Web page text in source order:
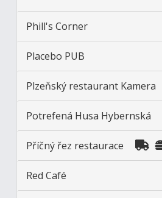
Phill's Corner
Placebo PUB
Plzeňský restaurant Kamera
Potrefená Husa Hybernská
Příčný řez restaurace
Red Café